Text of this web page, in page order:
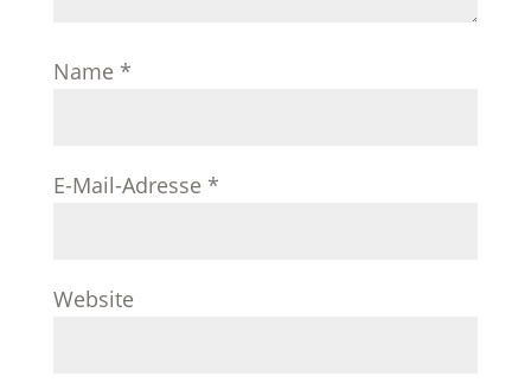
Name *
E-Mail-Adresse *
Website